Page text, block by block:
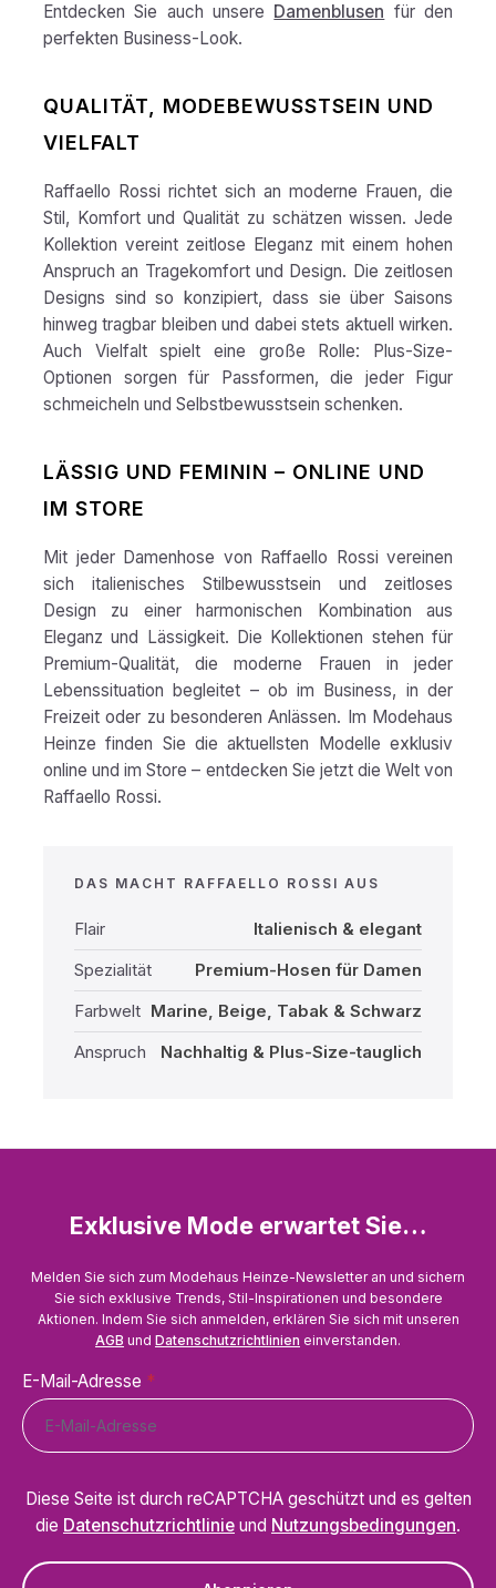
Entdecken Sie auch unsere Damenblusen für den
perfekten Business-Look.
QUALITÄT, MODEBEWUSSTSEIN UND
VIELFALT
Raffaello Rossi richtet sich an moderne Frauen, die
Stil, Komfort und Qualität zu schätzen wissen. Jede
Kollektion vereint zeitlose Eleganz mit einem hohen
Anspruch an Tragekomfort und Design. Die zeitlosen
Designs sind so konzipiert, dass sie über Saisons
hinweg tragbar bleiben und dabei stets aktuell wirken.
Auch Vielfalt spielt eine große Rolle: Plus-Size-
Optionen sorgen für Passformen, die jeder Figur
schmeicheln und Selbstbewusstsein schenken.
LÄSSIG UND FEMININ – ONLINE UND
IM STORE
Mit jeder Damenhose von Raffaello Rossi vereinen
sich italienisches Stilbewusstsein und zeitloses
Design zu einer harmonischen Kombination aus
Eleganz und Lässigkeit. Die Kollektionen stehen für
Premium-Qualität, die moderne Frauen in jeder
Lebenssituation begleitet – ob im Business, in der
Freizeit oder zu besonderen Anlässen. Im Modehaus
Heinze finden Sie die aktuellsten Modelle exklusiv
online und im Store – entdecken Sie jetzt die Welt von
Raffaello Rossi.
DAS MACHT RAFFAELLO ROSSI AUS
Flair
Italienisch & elegant
Spezialität
Premium-Hosen für Damen
Farbwelt Marine, Beige, Tabak & Schwarz
Anspruch
Nachhaltig & Plus-Size-tauglich
Exklusive Mode erwartet Sie…
Melden Sie sich zum Modehaus Heinze-Newsletter an und sichern
Sie sich exklusive Trends, Stil-Inspirationen und besondere
Aktionen. Indem Sie sich anmelden, erklären Sie sich mit unseren
AGB und Datenschutzrichtlinien einverstanden.
E-Mail-Adresse *
Diese Seite ist durch reCAPTCHA geschützt und es gelten
die Datenschutzrichtlinie und Nutzungsbedingungen.